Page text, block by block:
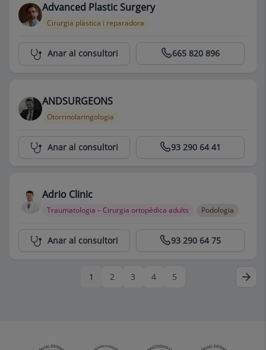
Advanced Plastic Surgery
Cirurgia plàstica i reparadora
Centro Médico Teknon 665 820 896
Anar al consultori
ANDSURGEONS
Otorrinolaringologia
Centro Médico Teknon 93 290 64 41
Anar al consultori
Adrio Clinic
Traumatologia – Cirurgia ortopèdica adults Podologia
Centro Médico Teknon 93 290 64 75
Anar al consultori
1 2 3 4 5